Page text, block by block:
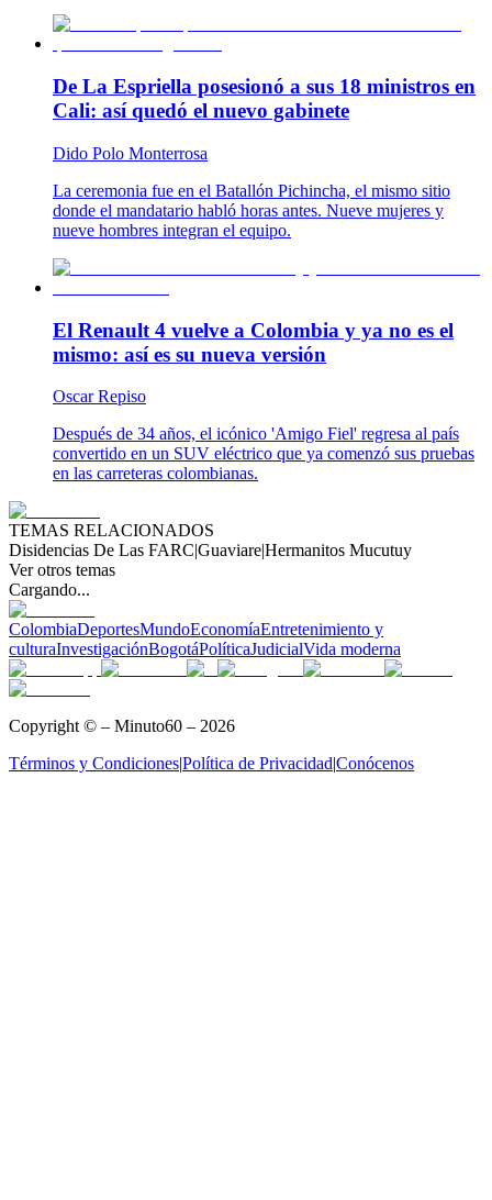
De La Espriella posesionó a sus 18 ministros en
Cali: así quedó el nuevo gabinete
Dido Polo Monterrosa
La ceremonia fue en el Batallón Pichincha, el mismo sitio
donde el mandatario habló horas antes. Nueve mujeres y
nueve hombres integran el equipo.
El Renault 4 vuelve a Colombia y ya no es el
mismo: así es su nueva versión
Oscar Repiso
Después de 34 años, el icónico 'Amigo Fiel' regresa al país
convertido en un SUV eléctrico que ya comenzó sus pruebas
en las carreteras colombianas.
TEMAS RELACIONADOS
Disidencias De Las FARC|Guaviare|Hermanitos Mucutuy
Ver otros temas
Cargando...
ColombiaDeportesMundoEconomíaEntretenimiento y
culturaInvestigaciónBogotáPolíticaJudicialVida moderna
Copyright © – Minuto60 – 2026
Términos y Condiciones|Política de Privacidad|Conócenos